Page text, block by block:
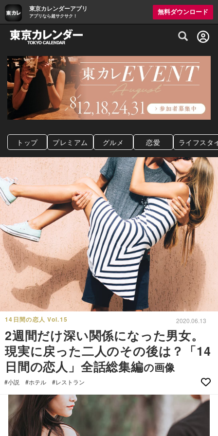
東京カレンダーアプリ
アプリなら超サクサク！
無料ダウンロード
グルメ情報・プレミアムレストラン予約
トップ プレミアム グルメ 恋愛 ライフスタ
14日間の恋人 Vol.15 2020.06.13
2週間だけ深い関係になった男女。
現実に戻った二人のその後は？「14
日間の恋人」全話総集編の画像
#小説 #ホテル #レストラン